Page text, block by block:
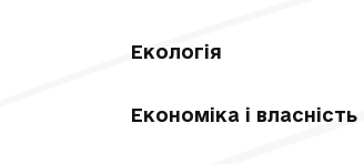
Екологія
Економіка і власність